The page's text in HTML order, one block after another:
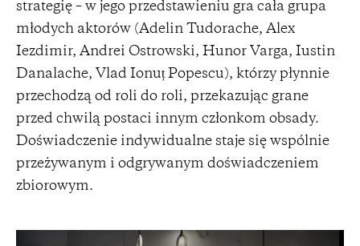
strategię – w jego przedstawieniu gra cała grupa
młodych aktorów (Adelin Tudorache, Alex
Iezdimir, Andrei Ostrowski, Hunor Varga, Iustin
Danalache, Vlad Ionuț Popescu), którzy płynnie
przechodzą od roli do roli, przekazując grane
przed chwilą postaci innym członkom obsady.
Doświadczenie indywidualne staje się wspólnie
przeżywanym i odgrywanym doświadczeniem
zbiorowym.